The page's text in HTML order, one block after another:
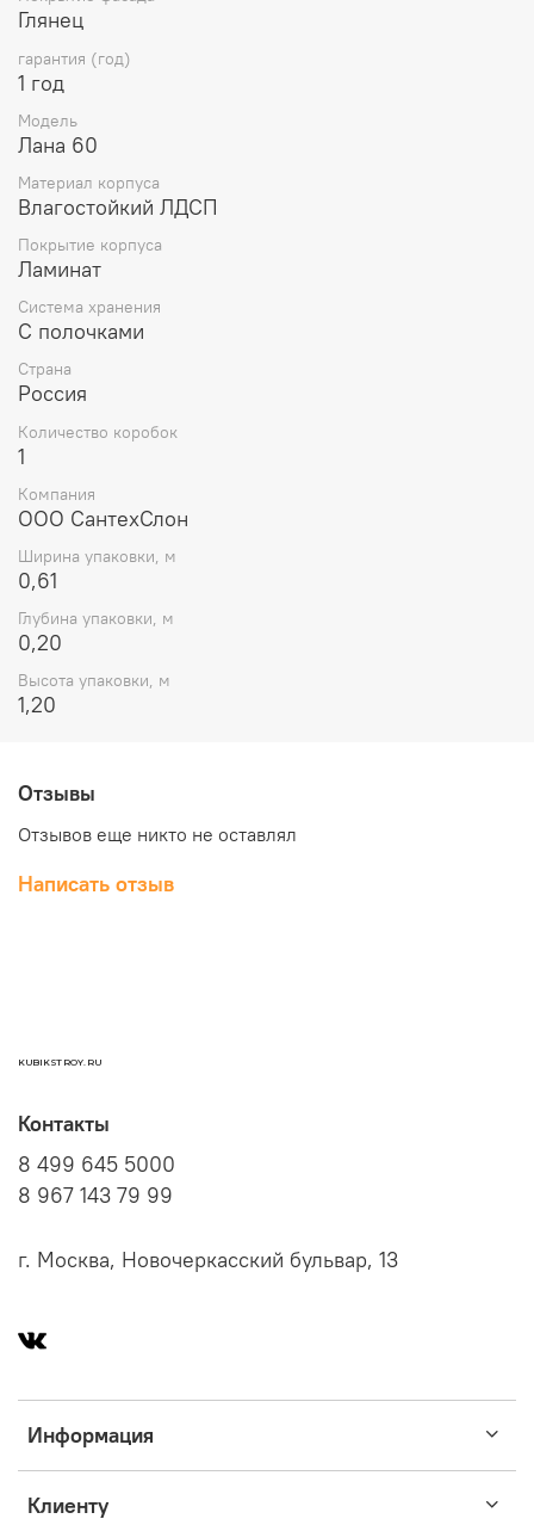
Глянец
гарантия (год)
1 год
Модель
Лана 60
Материал корпуса
Влагостойкий ЛДСП
Покрытие корпуса
Ламинат
Система хранения
С полочками
Страна
Россия
Количество коробок
1
Компания
ООО СантехСлон
Ширина упаковки, м
0,61
Глубина упаковки, м
0,20
Высота упаковки, м
1,20
Отзывы
Отзывов еще никто не оставлял
Написать отзыв
KUBIKSTROY.RU
Информация
Клиенту
Контакты
8 499 645 5000
8 967 143 79 99
г. Москва, Новочеркасский бульвар, 13